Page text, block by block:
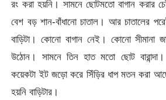
রং করা হয়নি। সামনে ছোটমতো বাগান করার
বেশ বড় শান-বাঁধানো চাতাল। আর চাতালের
বাড়িটা। কোনো বাগান নেই। কোনো সীমানা
উঠোন। সামনে তিন হাত মতো ছোট
কয়েকটা ইট জড়ো করে সিঁড়ির ধাপ মতন করা
হয়নি বাড়িটার।